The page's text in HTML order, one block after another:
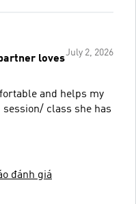
July 2, 2026
loves
and helps my
class she has
đánh giá